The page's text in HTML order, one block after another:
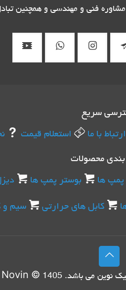
فنی و مهندسی و همچنین
سریع
ارتباط با ما استعلام قیمت
محصولات
پمپ ها بوستر پمپ ها
کابل های حرارتی سیم و
نوین می باشد. Copyright Novin © 1405